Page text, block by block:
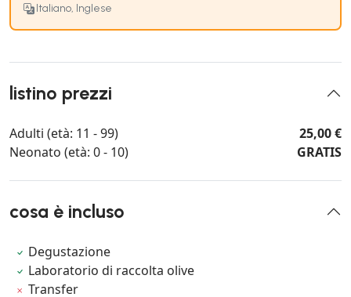
Italiano, Inglese
listino prezzi
Adulti (età: 11 - 99)
25,00 €
Neonato (età: 0 - 10)
GRATIS
cosa è incluso
Degustazione
Laboratorio di raccolta olive
Transfer